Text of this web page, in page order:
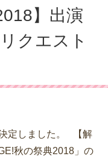
】出演
クエスト
定しました。 【解
秋の祭典2018」の